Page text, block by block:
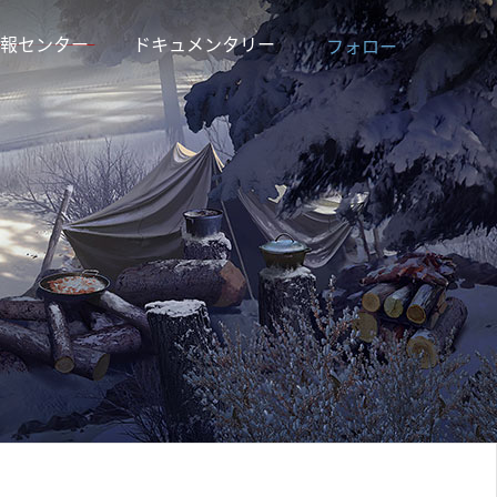
センター ドキュメンタリー フォロー